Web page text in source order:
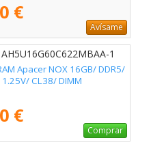
€
Avísame
1
Apacer NOX 16GB/ DDR5/
CL38/ DIMM
€
Comprar